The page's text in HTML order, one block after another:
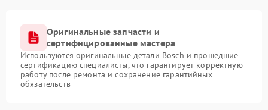
Оригинальные запчасти и
сертифицированные мастера
Используются оригинальные детали Bosch и прошедшие
сертификацию специалисты, что гарантирует корректную
работу после ремонта и сохранение гарантийных
обязательств